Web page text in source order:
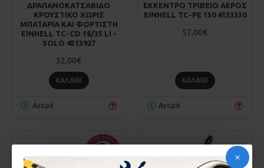
ΔΡΑΠΑΝΟΚΑΤΣΑΒΙΔΟ
ΚΡΟΥΣΤΙΚΟ ΧΩΡΙΣ
ΜΠΑΤΑΡΙΑ ΚΑΙ ΦΟΡΤΙΣΤΗ
EINHELL TC-CD 18/35 LI -
SOLO 4513927
32,00€
ΚΑΛΆΘΙ
Αγορά
ΕΚΚΕΝΤΡΟ ΤΡΙΒΕΙΟ ΑΕΡΟΣ
EINHELL TC-PE 150 4133330
57,00€
ΚΑΛΆΘΙ
Αγορά